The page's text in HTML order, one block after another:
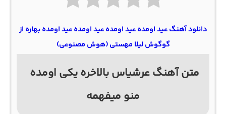
دانلود آهنگ عید اومده عید اومده عید اومده عید اومده بهاره از
گوگوش لیلا مهستی (هوش مصنوعی)
متن آهنگ عرشیاس بالاخره یکی اومده ‌
منو‌ میفهمه